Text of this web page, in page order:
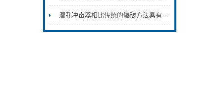
潜孔冲击器相比传统的爆破方法具有更多的优点